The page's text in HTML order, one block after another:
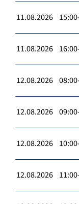
11.08.2026
11.08.2026
12.08.2026
12.08.2026
12.08.2026
12.08.2026